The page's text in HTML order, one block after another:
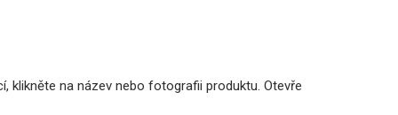
na název nebo fotografii produktu. Otevře